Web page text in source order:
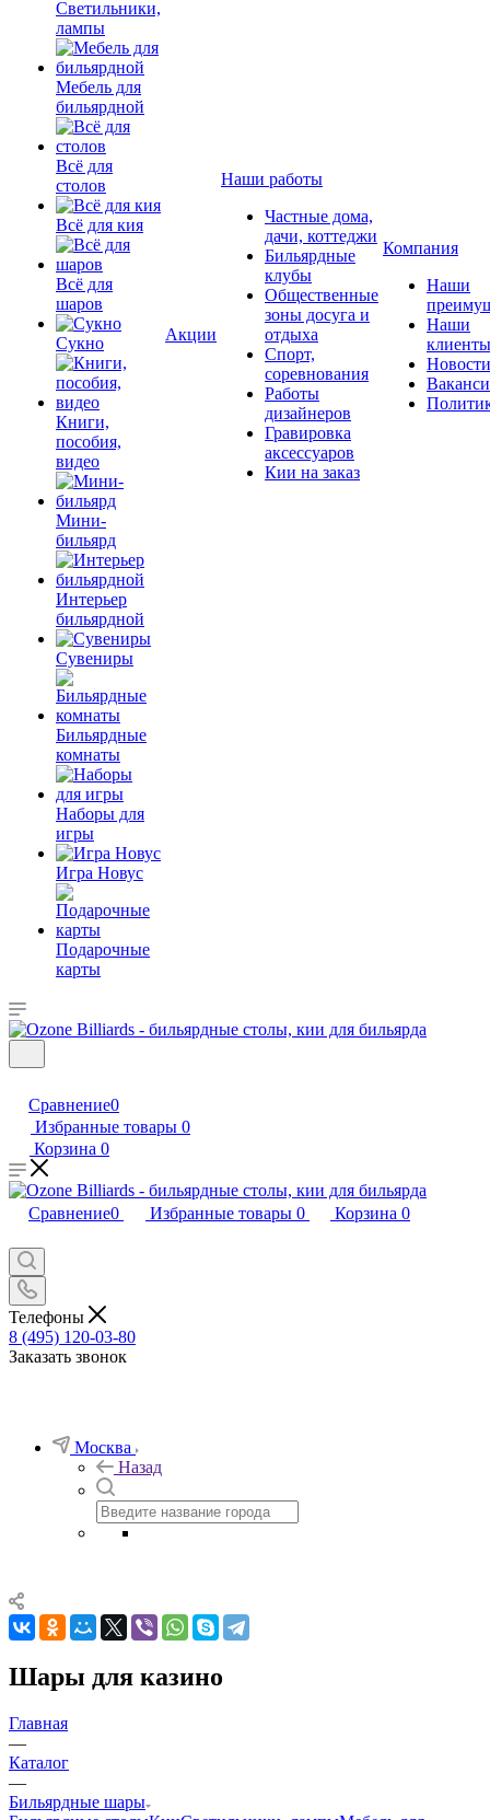
Светильники,
лампы
Мебель для
бильярдной
Всё для
столов
Всё для кия
Всё для
шаров
Сукно
Книги,
пособия,
видео
Мини-
бильярд
Интерьер
бильярдной
Сувениры
Бильярдные
комнаты
Наборы для
игры
Игра Новус
Подарочные
карты
Акции
Наши работы
Частные дома,
дачи, коттеджи
Бильярдные
клубы
Общественные
зоны досуга и
отдыха
Спорт,
соревнования
Работы
дизайнеров
Гравировка
аксессуаров
Кии на заказ
Компания
Наши
Наши
клиенты
Новости
Сравнение0
Избранные товары 0
Корзина 0
Сравнение0 Избранные товары 0 Корзина 0
Телефоны
8 (495) 120-03-80
Заказать звонок
Москва
Назад
Шары для казино
Главная
—
Каталог
—
Бильярдные шары